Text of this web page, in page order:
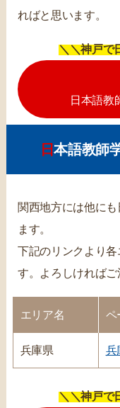
ればと思います。
＼＼神戸で
日本語教
日本語教
関西地方には他に
ます。
下記のリンクより
す。よろしければご
エリア名 ペ
兵庫県 兵
＼＼神戸で